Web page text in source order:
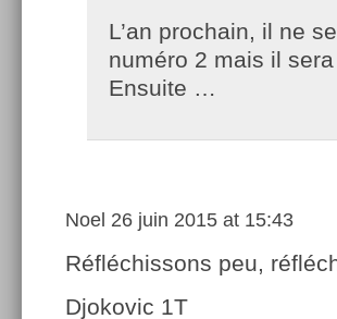
L’an prochain, il ne
numéro 2 mais il
Ensuite …
Noel 26 juin 2015 at 15:43
Réfléchissons peu,
Djokovic 1T